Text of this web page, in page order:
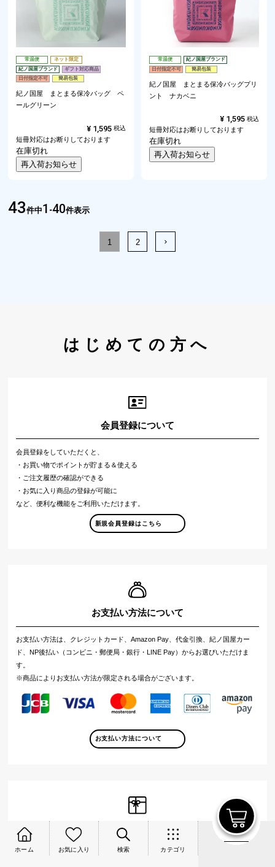
ホーム お気に入り 検索 カテゴリ
常温便
ネット限定
紀ノ国屋ブランド
ギフト対応商品
日付指定不可
簡易包装
紀ノ国屋 まとまる保冷バッグ ペ
ールグリーン
¥ 1,595 税込
短冊対応はお断りしております
在庫切れ
再入荷お知らせ
常温便
紀ノ国屋ブランド
日付指定不可
簡易包装
紀ノ国屋 まとまる保冷バッグプリ
ント ナカベニ
¥ 1,595 税込
短冊対応はお断りしております
在庫切れ
再入荷お知らせ
43件中1 -40件表示
1 2
はじめての方へ
会員登録について
会員登録をしていただくと、
・お買い物でポイントが貯まる＆使える
・ご注文履歴の確認ができる
・お気に入り商品の登録が可能に
など、便利な機能をご利用いただけます。
新規会員登録はこちら
お支払い方法について
お支払い方法は、クレジットカード、Amazon Pay、代金引換、紀ノ国屋カー
ド、NP後払い（コンビニ・郵便局・銀行・LINE Pay）からお選びいただけま
す。
※商品によりお支払い方法が限定される場合がございます。
お支払い方法について
ギフト設定について
ギフトとしてご注文の場合は、複数のお届け先に配送することができ、短冊を選